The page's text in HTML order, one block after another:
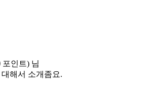
포인트) 님
해서 소개좀요.